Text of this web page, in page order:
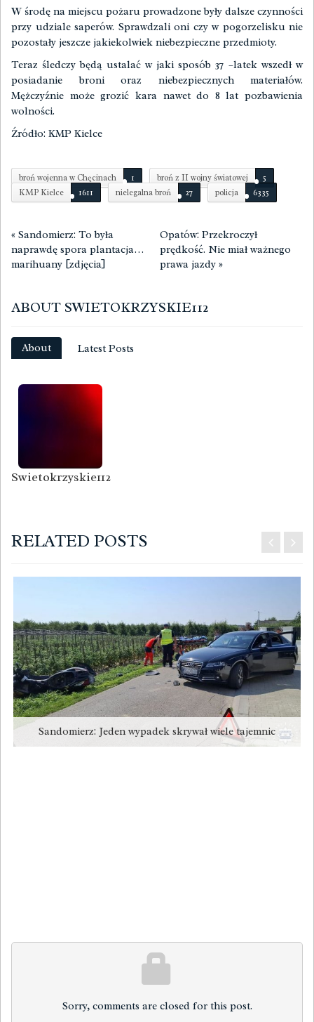
W środę na miejscu pożaru prowadzone były dalsze czynności
przy udziale saperów. Sprawdzali oni czy w pogorzelisku nie
pozostały jeszcze jakiekolwiek niebezpieczne przedmioty.
Teraz śledczy będą ustalać w jaki sposób 37 –latek wszedł w
posiadanie broni oraz niebezpiecznych materiałów.
Mężczyźnie może grozić kara nawet do 8 lat pozbawienia
wolności.
Źródło: KMP Kielce
broń wojenna w Chęcinach 1 broń z II wojny światowej
5
KMP Kielce
1611 nielegalna broń 27 policja 6335
« Sandomierz: To była
naprawdę spora plantacja…
marihuany [zdjęcia]
Opatów: Przekroczył
prędkość. Nie miał ważnego
prawa jazdy »
ABOUT SWIETOKRZYSKIE112
About Latest Posts
Swietokrzyskie112
RELATED POSTS
Sandomierz: Jeden wypadek skrywał wiele tajemnic
Sorry, comments are closed for this post.